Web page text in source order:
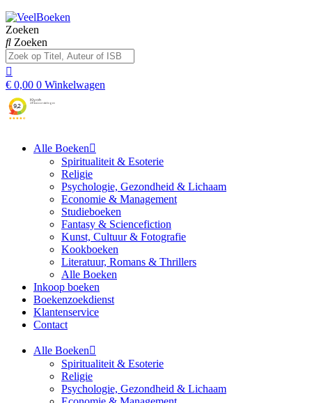
Zoeken
Zoeken
€ 0,00 0 Winkelwagen
Alle Boeken
Spiritualiteit & Esoterie
Religie
Psychologie, Gezondheid & Lichaam
Economie & Management
Studieboeken
Fantasy & Sciencefiction
Kunst, Cultuur & Fotografie
Kookboeken
Literatuur, Romans & Thrillers
Alle Boeken
Inkoop boeken
Boekenzoekdienst
Klantenservice
Contact
Alle Boeken
Spiritualiteit & Esoterie
Religie
Psychologie, Gezondheid & Lichaam